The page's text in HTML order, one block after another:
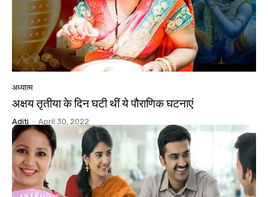
अध्यात्म
अक्षय तृतीया के दिन घटी थीं ये पौराणिक घटनाएं
Aditi - April 30, 2022